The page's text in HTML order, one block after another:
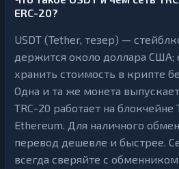
ERC-20?
USDT (Tether, тезер) —
держится около доллара США;
хранить стоимость в крипте
Одна и та же монета
TRC-20 работает на блокчейне
Ethereum. Для наличного
перевод дешевле и быстрее.
всегда сверяйте с